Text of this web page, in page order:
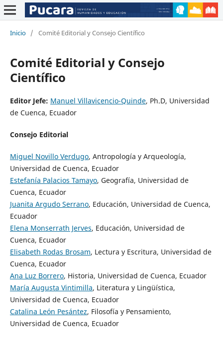
Inicio / Comité Editorial y Consejo Científico
Comité Editorial y Consejo
Científico
Editor Jefe: Manuel Villavicencio-Quinde, Ph.D, Universidad
de Cuenca, Ecuador
Consejo Editorial
Miguel Novillo Verdugo, Antropología y Arqueología,
Universidad de Cuenca, Ecuador
Estefanía Palacios Tamayo, Geografía, Universidad de
Cuenca, Ecuador
Juanita Argudo Serrano, Educación, Universidad de Cuenca,
Ecuador
Elena Monserrath Jerves, Educación, Universidad de
Cuenca, Ecuador
Elisabeth Rodas Brosam, Lectura y Escritura, Universidad de
Cuenca, Ecuador
Ana Luz Borrero, Historia, Universidad de Cuenca, Ecuador
María Augusta Vintimilla, Literatura y Lingüística,
Universidad de Cuenca, Ecuador
Catalina León Pesántez, Filosofía y Pensamiento,
Universidad de Cuenca, Ecuador